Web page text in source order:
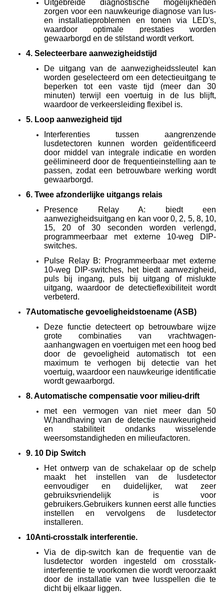
Uitgebreide diagnostische mogelijkheden
zorgen voor een nauwkeurige diagnose van lus-
en installatieproblemen en tonen via LED's,
waardoor optimale prestaties worden
gewaarborgd en de stilstand wordt verkort.
4. Selecteerbare aanwezigheidstijd
De uitgang van de aanwezigheidssleutel kan
worden geselecteerd om een detectieuitgang te
beperken tot een vaste tijd (meer dan 30
minuten) terwijl een voertuig in de lus blijft,
waardoor de verkeersleiding flexibel is.
5. Loop aanwezigheid tijd
Interferenties tussen aangrenzende
lusdetectoren kunnen worden geïdentificeerd
door middel van integrale indicatie en worden
geëlimineerd door de frequentieinstelling aan te
passen, zodat een betrouwbare werking wordt
gewaarborgd.
6. Twee afzonderlijke uitgangs relais
Presence Relay A: biedt een
aanwezigheidsuitgang en kan voor 0, 2, 5, 8, 10,
15, 20 of 30 seconden worden verlengd,
programmeerbaar met externe 10-weg DIP-
switches.
Pulse Relay B: Programmeerbaar met externe
10-weg DIP-switches, het biedt aanwezigheid,
puls bij ingang, puls bij uitgang of mislukte
uitgang, waardoor de detectieflexibiliteit wordt
verbeterd.
7Automatische gevoeligheidstoename (ASB)
Deze functie detecteert op betrouwbare wijze
grote combinaties van vrachtwagen-
aanhangwagen en voertuigen met een hoog bed
door de gevoeligheid automatisch tot een
maximum te verhogen bij detectie van het
voertuig, waardoor een nauwkeurige identificatie
wordt gewaarborgd.
8. Automatische compensatie voor milieu-drift
met een vermogen van niet meer dan 50
W,handhaving van de detectie nauwkeurigheid
en stabiliteit ondanks wisselende
weersomstandigheden en milieufactoren.
9. 10 Dip Switch
Het ontwerp van de schakelaar op de schelp
maakt het instellen van de lusdetector
eenvoudiger en duidelijker, wat zeer
gebruiksvriendelijk is voor
gebruikers.Gebruikers kunnen eerst alle functies
instellen en vervolgens de lusdetector
installeren.
10Anti-crosstalk interferentie.
Via de dip-switch kan de frequentie van de
lusdetector worden ingesteld om crosstalk-
interferentie te voorkomen die wordt veroorzaakt
door de installatie van twee lusspellen die te
dicht bij elkaar liggen.